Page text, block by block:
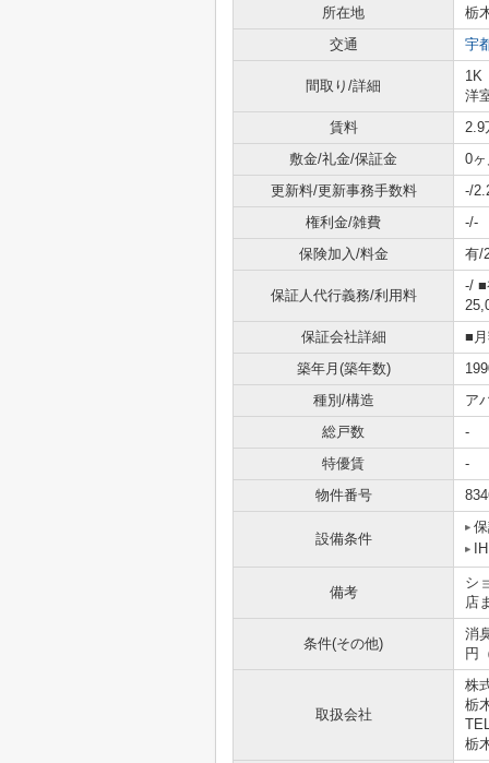
所在地
栃
交通
宇
間取り/詳細
1K
洋
賃料
2.9
敷金/礼金/保証金
0
更新料/更新事務手数料
-/
権利金/雑費
-/-
保険加入/料金
有/
保証人代行義務/利用料
-/ ■
保証会社詳細
■
築年月(築年数)
種別/構造
ア
総戸数
-
特優賃
-
物件番号
設備条件
備考
シ
店
条件(その他)
消
円
取扱会社
株
栃
栃